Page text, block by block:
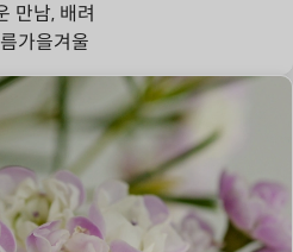
만남, 배려
가을겨울